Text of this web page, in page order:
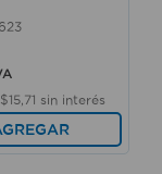
$15 71 sin interés